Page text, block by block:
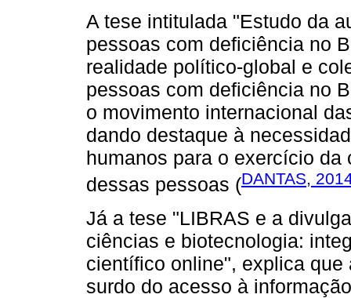
A tese intitulada "Estudo da
pessoas com deficiência no
realidade político-global e
pessoas com deficiência no
o movimento internacional
dando destaque à
humanos para o exercício
dessas pessoas (DANTAS,
Já a tese "LIBRAS e a
ciências e biotecnologia:
científico online", explica
surdo do acesso à